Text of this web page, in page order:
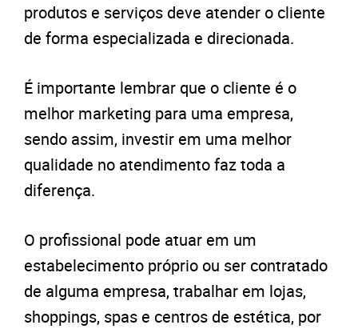
produtos e serviços deve atender o cliente
de forma especializada e direcionada.
É importante lembrar que o cliente é o
melhor marketing para uma empresa,
sendo assim, investir em uma melhor
qualidade no atendimento faz toda a
diferença.
O profissional pode atuar em um
estabelecimento próprio ou ser contratado
de alguma empresa, trabalhar em lojas,
shoppings, spas e centros de estética, por